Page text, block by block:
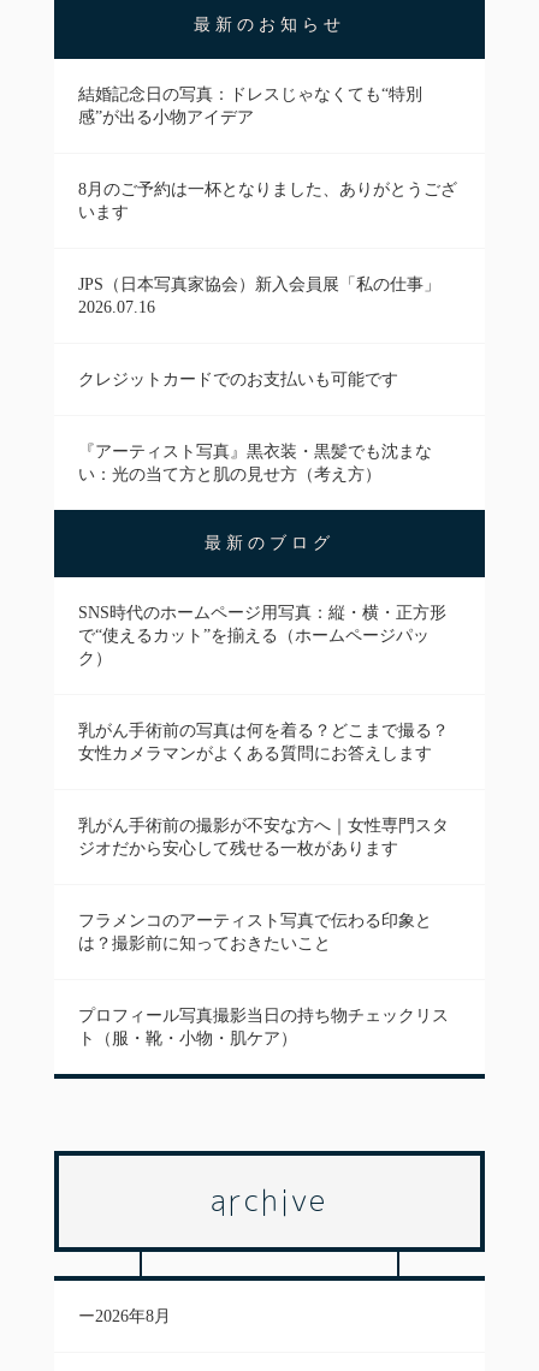
最新のお知らせ
結婚記念日の写真：ドレスじゃなくても“特別
感”が出る小物アイデア
8月のご予約は一杯となりました、ありがとうござ
います
JPS（日本写真家協会）新入会員展「私の仕事」
2026.07.16
クレジットカードでのお支払いも可能です
『アーティスト写真』黒衣装・黒髪でも沈まな
い：光の当て方と肌の見せ方（考え方）
最新のブログ
SNS時代のホームページ用写真：縦・横・正方形
で“使えるカット”を揃える（ホームページパッ
ク）
乳がん手術前の写真は何を着る？どこまで撮る？
女性カメラマンがよくある質問にお答えします
乳がん手術前の撮影が不安な方へ｜女性専門スタ
ジオだから安心して残せる一枚があります
フラメンコのアーティスト写真で伝わる印象と
は？撮影前に知っておきたいこと
プロフィール写真撮影当日の持ち物チェックリス
ト（服・靴・小物・肌ケア）
archive
2026年8月